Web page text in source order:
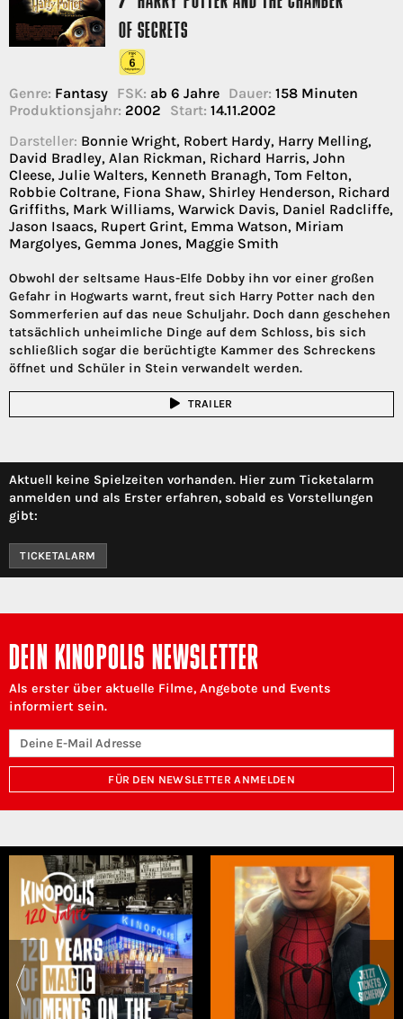
OF SECRETS
Genre: Fantasy FSK: ab 6 Jahre Dauer: 158 Minuten
Produktionsjahr: 2002 Start: 14.11.2002
Darsteller: Bonnie Wright, Robert Hardy, Harry Melling,
David Bradley, Alan Rickman, Richard Harris, John
Cleese, Julie Walters, Kenneth Branagh, Tom Felton,
Robbie Coltrane, Fiona Shaw, Shirley Henderson, Richard
Griffiths, Mark Williams, Warwick Davis, Daniel Radcliffe,
Jason Isaacs, Rupert Grint, Emma Watson, Miriam
Margolyes, Gemma Jones, Maggie Smith
Obwohl der seltsame Haus-Elfe Dobby ihn vor einer großen
Gefahr in Hogwarts warnt, freut sich Harry Potter nach den
Sommerferien auf das neue Schuljahr. Doch dann geschehen
tatsächlich unheimliche Dinge auf dem Schloss, bis sich
schließlich sogar die berüchtigte Kammer des Schreckens
öffnet und Schüler in Stein verwandelt werden.
TRAILER
Aktuell keine Spielzeiten vorhanden. Hier zum Ticketalarm
anmelden und als Erster erfahren, sobald es Vorstellungen
gibt:
TICKETALARM
DEIN KINOPOLIS NEWSLETTER
Als erster über aktuelle Filme, Angebote und Events
informiert sein.
FÜR DEN NEWSLETTER ANMELDEN